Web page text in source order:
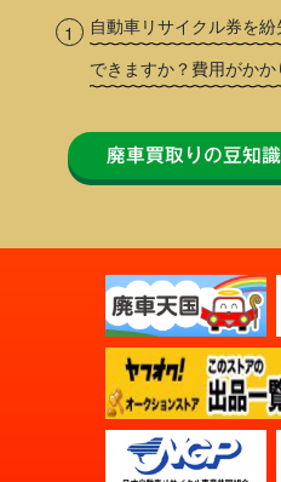
自動車リサイクル券を
できますか？費用がかか
廃車買取りの豆知